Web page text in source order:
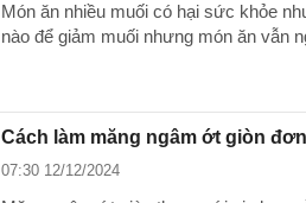
Món ăn nhiều muối có hại sức khỏe
nào để giảm muối nhưng món ăn vẫn
Cách làm măng ngâm ớt giòn
07:30 12/12/2024